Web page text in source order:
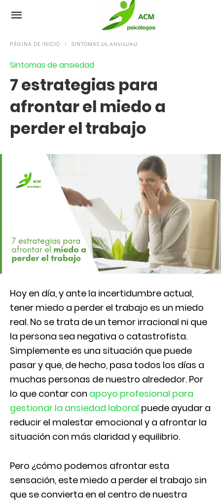
PÁGINA DE INICIO SINTOMAS DE ANSIEDAD
Sintomas de ansiedad
7 estrategias para
afrontar el miedo a
perder el trabajo
Hoy en día, y ante la incertidumbre actual,
tener miedo a perder el trabajo es un miedo
real. No se trata de un temor irracional ni que
la persona sea negativa o catastrofista.
Simplemente es una situación que puede
pasar y que, de hecho, pasa todos los días a
muchas personas de nuestro alrededor. Por
lo que contar con apoyo profesional para
gestionar la ansiedad laboral puede ayudar a
reducir el malestar emocional y a afrontar la
situación con más claridad y equilibrio.
Pero ¿cómo podemos afrontar esta
sensación, este miedo a perder el trabajo sin
que se convierta en el centro de nuestra